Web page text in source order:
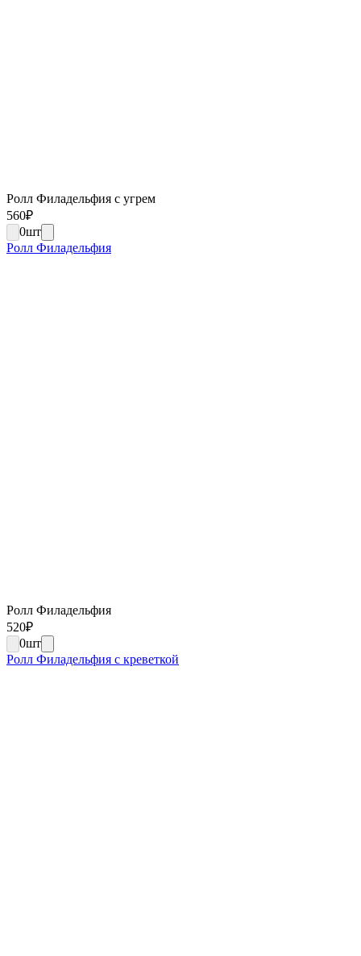
Ролл Филадельфия с угрем
560₽
0шт
Ролл Филадельфия
Ролл Филадельфия
520₽
0шт
Ролл Филадельфия с креветкой